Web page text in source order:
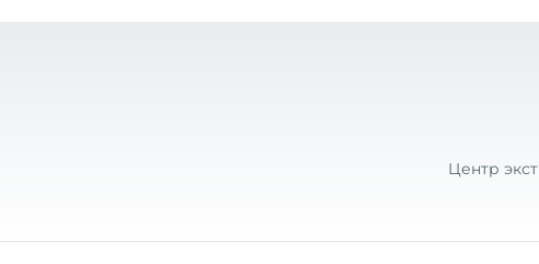
Центр